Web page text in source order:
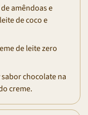
amêndoas e
de coco e
de leite zero
chocolate na
creme.